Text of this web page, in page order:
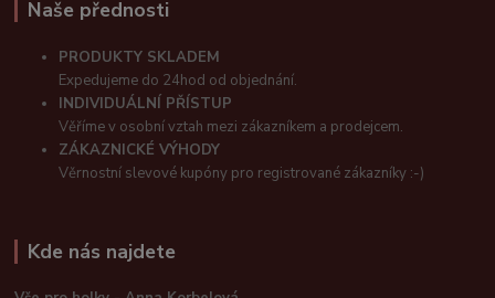
Naše přednosti
PRODUKTY SKLADEM
Expedujeme do 24hod od objednání.
INDIVIDUÁLNÍ PŘÍSTUP
Věříme v osobní vztah mezi zákazníkem a prodejcem.
ZÁKAZNICKÉ VÝHODY
Věrnostní slevové kupóny pro registrované zákazníky :-)
Kde nás najdete